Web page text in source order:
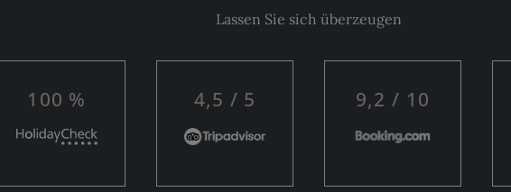
Lassen Sie sich überzeugen
100 % 4,5 / 5 9,2 / 10